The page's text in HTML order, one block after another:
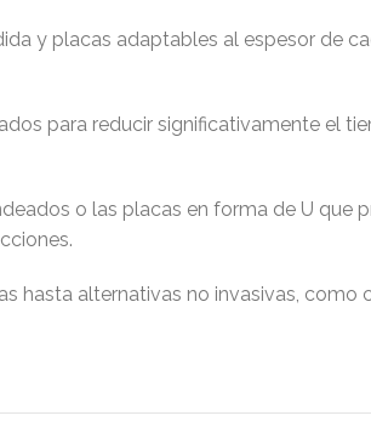
y placas adaptables al espesor de
para reducir significativamente el
o las placas en forma de U que
hasta alternativas no invasivas, como